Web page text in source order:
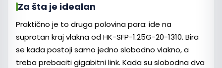
Za šta je idealan
Praktično je to druga polovina para: ide na
suprotan kraj vlakna od HK-SFP-1.25G-20-1310. Bira
se kada postoji samo jedno slobodno vlakno, a
treba prebaciti gigabitni link. Kada su slobodna dva